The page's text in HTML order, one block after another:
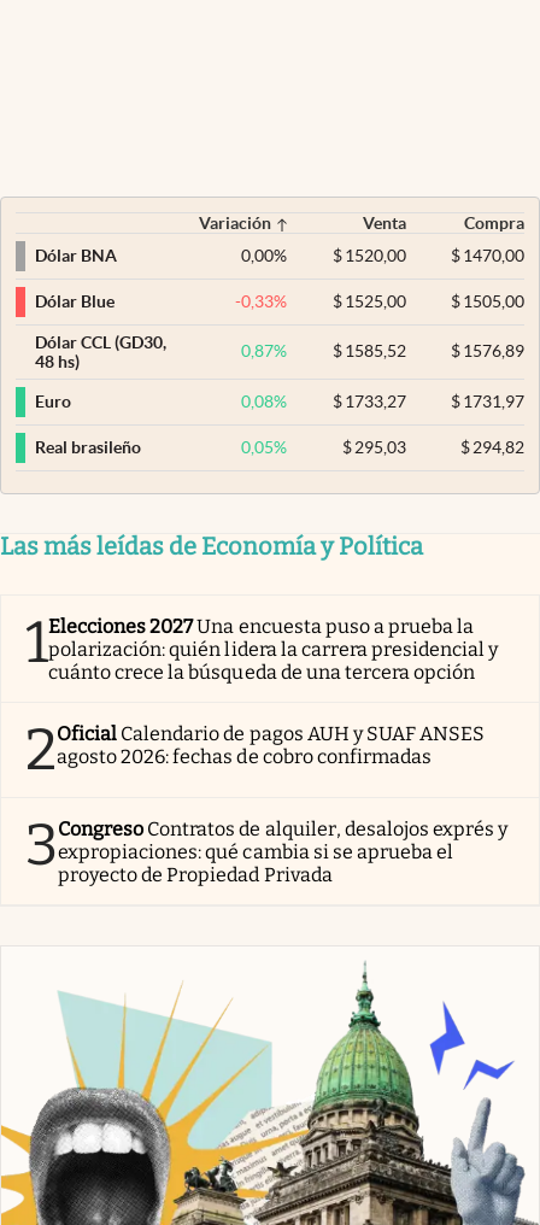
Variación Venta
Compra
Dólar BNA
0,00% $ 1520,00 $1470,00
Dólar Blue -0,33% $ 1525,00 $1505,00
Dólar CCL (GD30,
48 hs)
0,87% $ 1585,52 $1576,89
Euro 0,08% $ 1733,27 $1731,97
Real brasileño 0,05% $ 295,03 $294,82
Las más leídas de Economía y Política
1Elecciones 2027Una encuesta puso a prueba la
polarización: quién lidera la carrera presidencial y
cuánto crece la búsqueda de una tercera opción
2Oficial Calendario de pagos AUH y SUAF ANSES
agosto 2026: fechas de cobro confirmadas
3Congreso Contratos de alquiler, desalojos exprés y
expropiaciones: qué cambia si se aprueba el
proyecto de Propiedad Privada